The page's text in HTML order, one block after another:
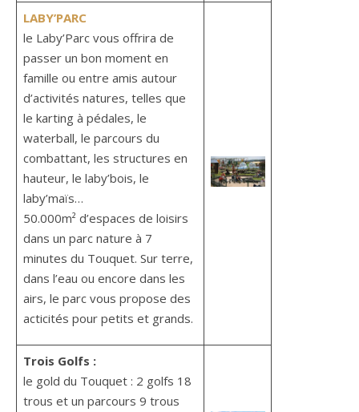
LABY’PARC
le Laby’Parc vous offrira de
passer un bon moment en
famille ou entre amis autour
d’activités natures, telles que
le karting à pédales, le
waterball, le parcours du
combattant, les structures en
hauteur, le laby’bois, le
laby’maïs…
50.000m² d’espaces de loisirs
dans un parc nature à 7
minutes du Touquet. Sur terre,
dans l’eau ou encore dans les
airs, le parc vous propose des
acticités pour petits et grands.
Trois Golfs :
le gold du Touquet : 2 golfs 18
trous et un parcours 9 trous